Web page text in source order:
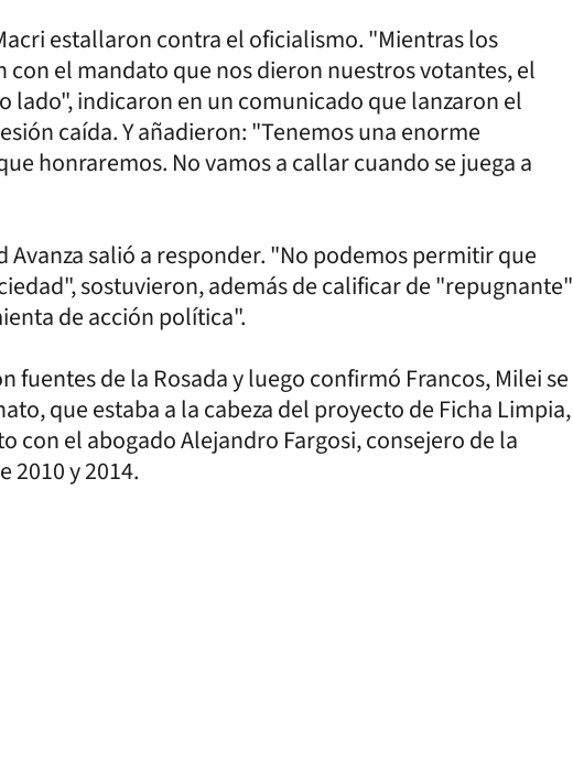
estallaron contra el oficialismo. "Mientras los
el mandato que nos dieron nuestros votantes, el
lado", indicaron en un comunicado que lanzaron el
caída. Y añadieron: "Tenemos una enorme
honraremos. No vamos a callar cuando se juega a
Avanza salió a responder. "No podemos permitir que
sostuvieron, además de calificar de "repugnante"
de acción política".
fuentes de la Rosada y luego confirmó Francos, Milei se
que estaba a la cabeza del proyecto de Ficha Limpia,
con el abogado Alejandro Fargosi, consejero de la
2010 y 2014.